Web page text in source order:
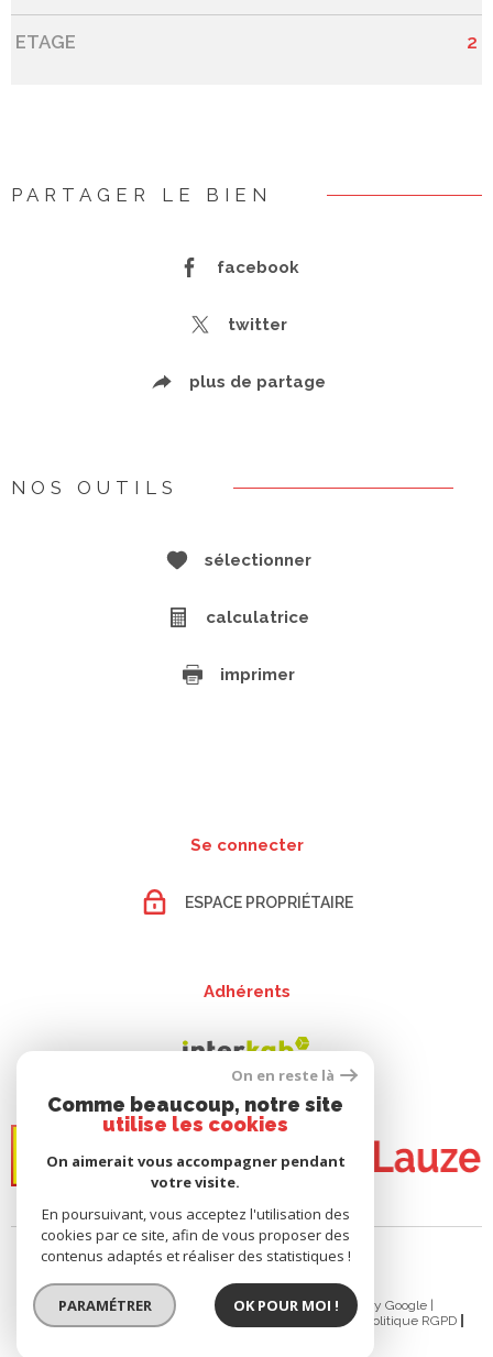
ETAGE 2
PARTAGER LE BIEN
facebook
twitter
plus de partage
NOS OUTILS
sélectionner
calculatrice
imprimer
Se connecter
ESPACE PROPRIÉTAIRE
Adhérents
© 2026 | Tous droits réservés | Traduction powered by Google |
Plan Du Site
Mentions Légales Nos Liens
Politique RGPD
On en reste là
Comme beaucoup, notre site
utilise les cookies
On aimerait vous accompagner pendant
votre visite.
En poursuivant, vous acceptez l'utilisation des
cookies par ce site, afin de vous proposer des
contenus adaptés et réaliser des statistiques !
PARAMÉTRER OK POUR MOI !